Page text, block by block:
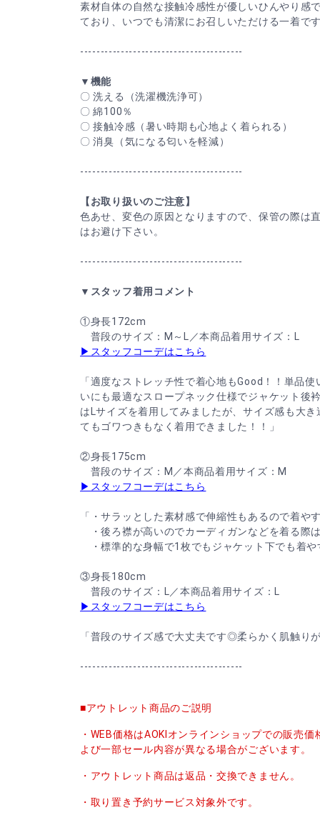
素材自体の自然な接触冷感性が優しいひんやり感
ており、いつでも清潔にお召しいただける一着で
----------------------------------------
▼機能
〇 洗える（洗濯機洗浄可）
〇 綿100％
〇 接触冷感（暑い時期も心地よく着られる）
〇 消臭（気になる匂いを軽減）
----------------------------------------
【お取り扱いのご注意】
色あせ、変色の原因となりますので、保管の際は
はお避け下さい。
----------------------------------------
▼スタッフ着用コメント
①身長172cm
普段のサイズ：M～L／本商品着用サイズ：L
▶スタッフコーデはこちら
「適度なストレッチ性で着心地もGood！！単品
いにも最適なスロープネック仕様でジャケット後
はLサイズを着用してみましたが、サイズ感も大
てもゴワつきもなく着用できました！！」
②身長175cm
普段のサイズ：M／本商品着用サイズ：M
▶スタッフコーデはこちら
「・サラッとした素材感で伸縮性もあるので着や
・後ろ襟が高いのでカーディガンなどを着る際
・標準的な身幅で1枚でもジャケット下でも着や
③身長180cm
普段のサイズ：L／本商品着用サイズ：L
▶スタッフコーデはこちら
「普段のサイズ感で大丈夫です◎柔らかく肌触り
----------------------------------------
■アウトレット商品のご説明
・WEB価格はAOKIオンラインショップでの販売
よび一部セール内容が異なる場合がございます。
・アウトレット商品は返品・交換できません。
・取り置き予約サービス対象外です。